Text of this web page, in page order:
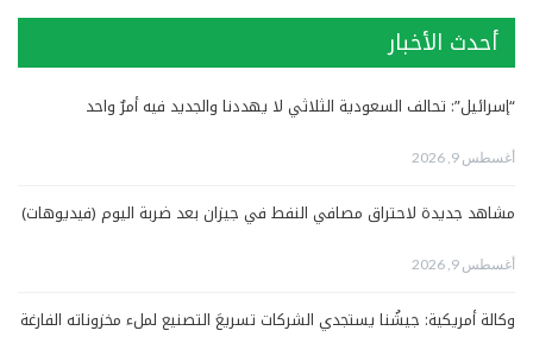
أحدث الأخبار
“إسرائيل”: تحالف السعودية الثلاثي لا يهددنا والجديد فيه أمرٌ واحد
أغسطس 9, 2026
مشاهد جديدة لاحتراق مصافي النفط في جيزان بعد ضربة اليوم (فيديوهات)
أغسطس 9, 2026
وكالة أمريكية: جيشُنا يستجدي الشركات تسريعَ التصنيع لملء مخزوناته الفارغة